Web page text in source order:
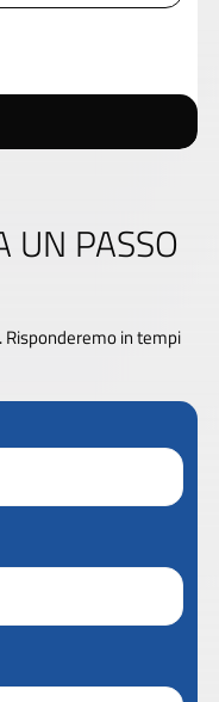
UN PASSO
in tempi